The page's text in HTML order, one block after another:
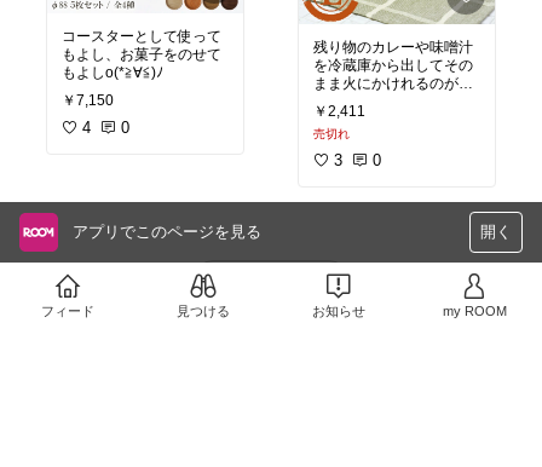
コースターとして使って
もよし、お菓子をのせて
もよしo(*≧∀≦)ﾉ
￥7,150
4 0
残り物のカレーや味噌汁
を冷蔵庫から出してその
まま火にかけれるのが便
利～！
￥2,411
売切れ
3 0
アプリでこのページを見る 開く
フィード 見つける お知らせ my ROOM